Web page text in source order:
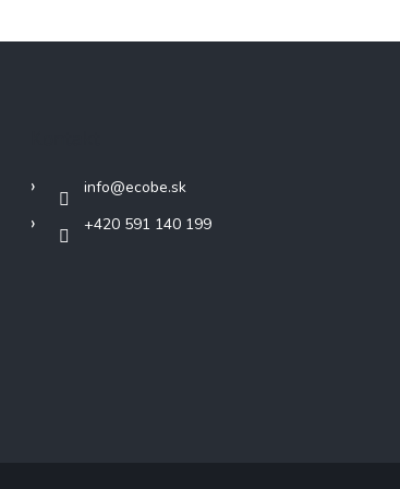
info@ecobe.sk
+420 591 140 199